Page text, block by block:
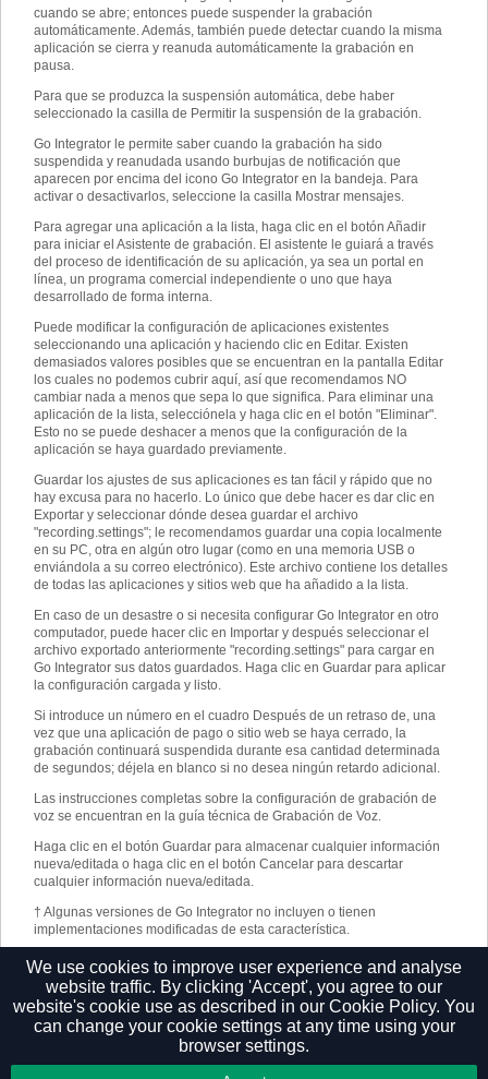
cuando se abre; entonces puede suspender la grabación
automáticamente. Además, también puede detectar cuando la misma
aplicación se cierra y reanuda automáticamente la grabación en
pausa.
Para que se produzca la suspensión automática, debe haber
seleccionado la casilla de Permitir la suspensión de la grabación.
Go Integrator le permite saber cuando la grabación ha sido
suspendida y reanudada usando burbujas de notificación que
aparecen por encima del icono Go Integrator en la bandeja. Para
activar o desactivarlos, seleccione la casilla Mostrar mensajes.
Para agregar una aplicación a la lista, haga clic en el botón Añadir
para iniciar el Asistente de grabación. El asistente le guiará a través
del proceso de identificación de su aplicación, ya sea un portal en
línea, un programa comercial independiente o uno que haya
desarrollado de forma interna.
Puede modificar la configuración de aplicaciones existentes
seleccionando una aplicación y haciendo clic en Editar. Existen
demasiados valores posibles que se encuentran en la pantalla Editar
los cuales no podemos cubrir aquí, así que recomendamos NO
cambiar nada a menos que sepa lo que significa. Para eliminar una
aplicación de la lista, selecciónela y haga clic en el botón "Eliminar".
Esto no se puede deshacer a menos que la configuración de la
aplicación se haya guardado previamente.
Guardar los ajustes de sus aplicaciones es tan fácil y rápido que no
hay excusa para no hacerlo. Lo único que debe hacer es dar clic en
Exportar y seleccionar dónde desea guardar el archivo
"recording.settings"; le recomendamos guardar una copia localmente
en su PC, otra en algún otro lugar (como en una memoria USB o
enviándola a su correo electrónico). Este archivo contiene los detalles
de todas las aplicaciones y sitios web que ha añadido a la lista.
En caso de un desastre o si necesita configurar Go Integrator en otro
computador, puede hacer clic en Importar y después seleccionar el
archivo exportado anteriormente "recording.settings" para cargar en
Go Integrator sus datos guardados. Haga clic en Guardar para aplicar
la configuración cargada y listo.
Si introduce un número en el cuadro Después de un retraso de, una
vez que una aplicación de pago o sitio web se haya cerrado, la
grabación continuará suspendida durante esa cantidad determinada
de segundos; déjela en blanco si no desea ningún retardo adicional.
Las instrucciones completas sobre la configuración de grabación de
voz se encuentran en la guía técnica de Grabación de Voz.
Haga clic en el botón Guardar para almacenar cualquier información
nueva/editada o haga clic en el botón Cancelar para descartar
cualquier información nueva/editada.
† Algunas versiones de Go Integrator no incluyen o tienen
implementaciones modificadas de esta característica.
Tema relacionado Pausa y Reanudar Grabación de
Llamada
We use cookies to improve user experience and analyse
website traffic. By clicking 'Accept', you agree to our
website's cookie use as described in our Cookie Policy. You
can change your cookie settings at any time using your
browser settings.